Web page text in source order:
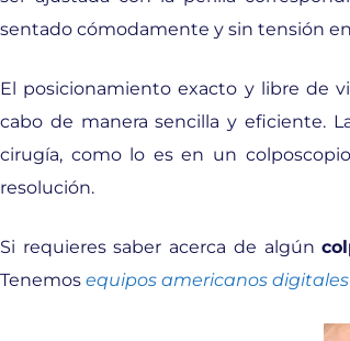
sentado cómodamente y sin tensión
El posicionamiento exacto y libre de
cabo de manera sencilla y eficiente.
cirugía, como lo es en un
resolución.
Si requieres saber acerca de algún
Tenemos equipos americanos